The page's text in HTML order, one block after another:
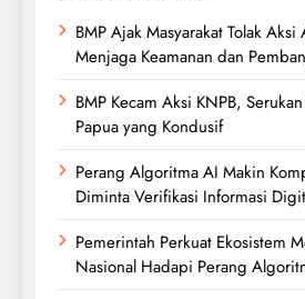
BMP Ajak Masyarakat Tolak
Menjaga Keamanan dan
BMP Kecam Aksi KNPB,
Papua yang Kondusif
Perang Algoritma AI Makin
Diminta Verifikasi Informasi
Pemerintah Perkuat Ekosistem
Nasional Hadapi Perang